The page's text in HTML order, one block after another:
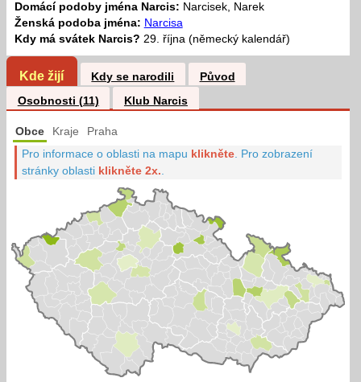
Domácí podoby jména Narcis: Narcisek, Narek
Ženská podoba jména: Narcisa
Kdy má svátek Narcis? 29. října (německý kalendář)
Kde žijí Kdy se narodili
Původ
Osobnosti (11)
Klub Narcis
Obce Kraje Praha
Pro informace o oblasti na mapu klikněte Pro zobrazení
stránky oblasti klikněte 2x.